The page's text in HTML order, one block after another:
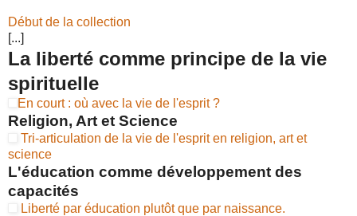
Début de la collection
[...]
La liberté comme principe de la vie
spirituelle
En court : où avec la vie de l'esprit ?
Religion, Art et Science
Tri-articulation de la vie de l'esprit en religion, art et
science
L'éducation comme développement des
capacités
Liberté par éducation plutôt que par naissance.